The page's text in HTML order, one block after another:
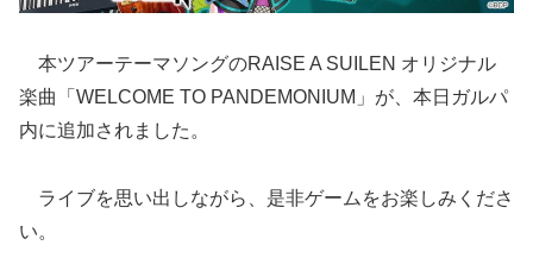
本ツアーテーマソングのRAISE A SUILEN オリジナル
楽曲「WELCOME TO PANDEMONIUM」が、本日ガルパ
内に追加されました。
ライブを思い出しながら、是非ゲームをお楽しみくださ
い。